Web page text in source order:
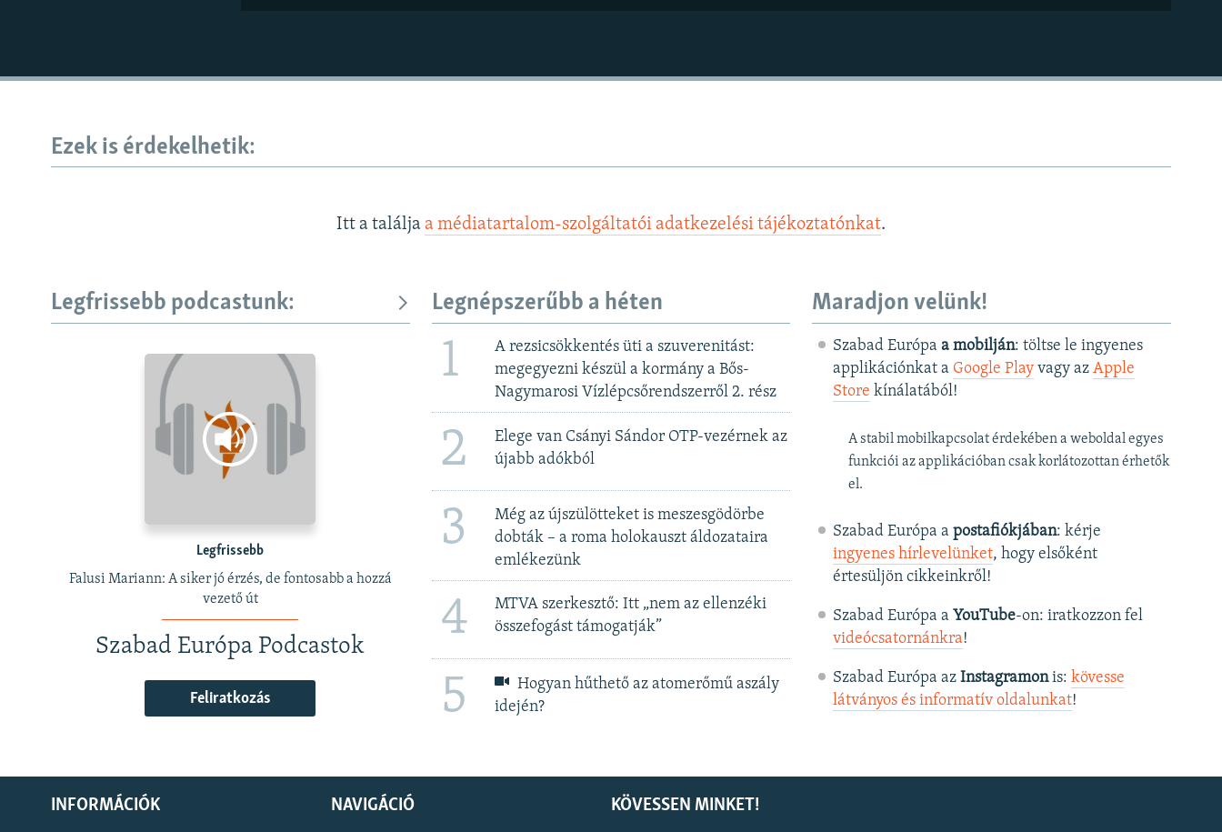
Ezek is érdekelhetik:
Itt a találja a médiatartalom-szolgáltatói adatkezelési tájékoztatónkat.
Legfrissebb podcastunk:
Legfrissebb
Falusi Mariann: A siker jó érzés, de fontosabb a hozzá
vezető út
Szabad Európa Podcastok
Feliratkozás
Legnépszerűbb a héten
1
A rezsicsökkentés üti a szuverenitást:
megegyezni készül a kormány a Bős-
Nagymarosi Vízlépcsőrendszerről 2. rész
2
Elege van Csányi Sándor OTP-vezérnek az
újabb adókból
3
Még az újszülötteket is meszesgödörbe
dobták – a roma holokauszt áldozataira
emlékezünk
4
MTVA szerkesztő: Itt „nem az ellenzéki
összefogást támogatják”
5
Hogyan hűthető az atomerőmű aszály
idején?
Maradjon velünk!
Szabad Európa a mobilján: töltse le ingyenes
applikációnkat a Google Playvagy az Apple
Store kínálatából!
A stabil mobilkapcsolat érdekében a weboldal egyes
funkciói az applikációban csak korlátozottan érhetők
el.
Szabad Európa a postafiókjában: kérje
ingyenes hírlevelünket, hogy elsőként
értesüljön cikkeinkről!
Szabad Európa a YouTube-on: iratkozzon fel
videócsatornánkra!
Szabad Európa az Instagramonis: kövesse
látványos és informatív oldalunkat! ​
KÖVESSEN MINKET!
INFORMÁCIÓK NAVIGÁCIÓ